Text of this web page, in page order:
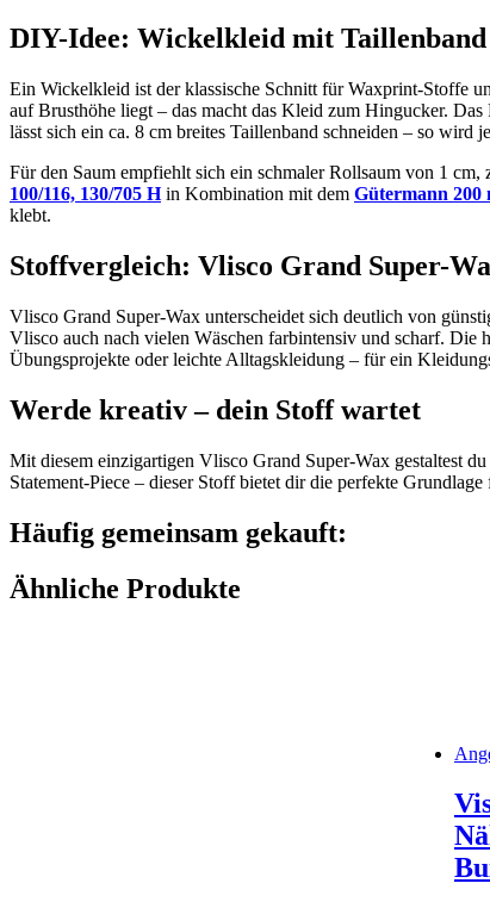
DIY-Idee: Wickelkleid mit Taillenband
Ein Wickelkleid ist der klassische Schnitt für Waxprint-Stoffe
auf Brusthöhe liegt – das macht das Kleid zum Hingucker.
lässt sich ein ca. 8 cm breites Taillenband schneiden – so wird
Für den Saum empfiehlt sich ein schmaler Rollsaum von 1 cm,
100/116, 130/705 Hin Kombination mit dem Gütermann 200
klebt.
Stoffvergleich: Vlisco Grand Super-
Vlisco Grand Super-Wax unterscheidet sich deutlich von
Vlisco auch nach vielen Wäschen farbintensiv und scharf. Die
Übungsprojekte oder leichte Alltagskleidung – für ein
Werde kreativ – dein Stoff wartet
Mit diesem einzigartigen Vlisco Grand Super-Wax gestaltest
Statement-Piece – dieser Stoff bietet dir die perfekte
Häufig gemeinsam gekauft:
Ähnliche Produkte